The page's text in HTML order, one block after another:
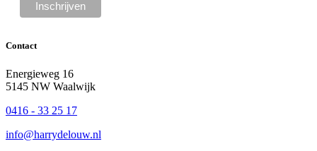
Contact
Energieweg 16
5145 NW Waalwijk
0416 - 33 25 17
info@harrydelouw.nl